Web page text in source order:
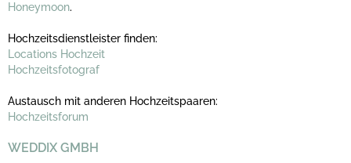
Honeymoon.
Hochzeitsdienstleister finden:
Locations Hochzeit
Hochzeitsfotograf
Austausch mit anderen Hochzeitspaaren:
Hochzeitsforum
WEDDIX GMBH